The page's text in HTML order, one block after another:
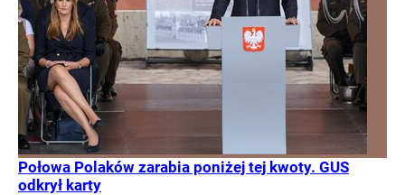
Połowa Polaków zarabia poniżej tej kwoty. GUS
odkrył karty